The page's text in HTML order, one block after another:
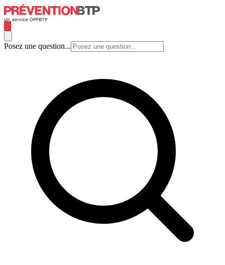
Posez une question...